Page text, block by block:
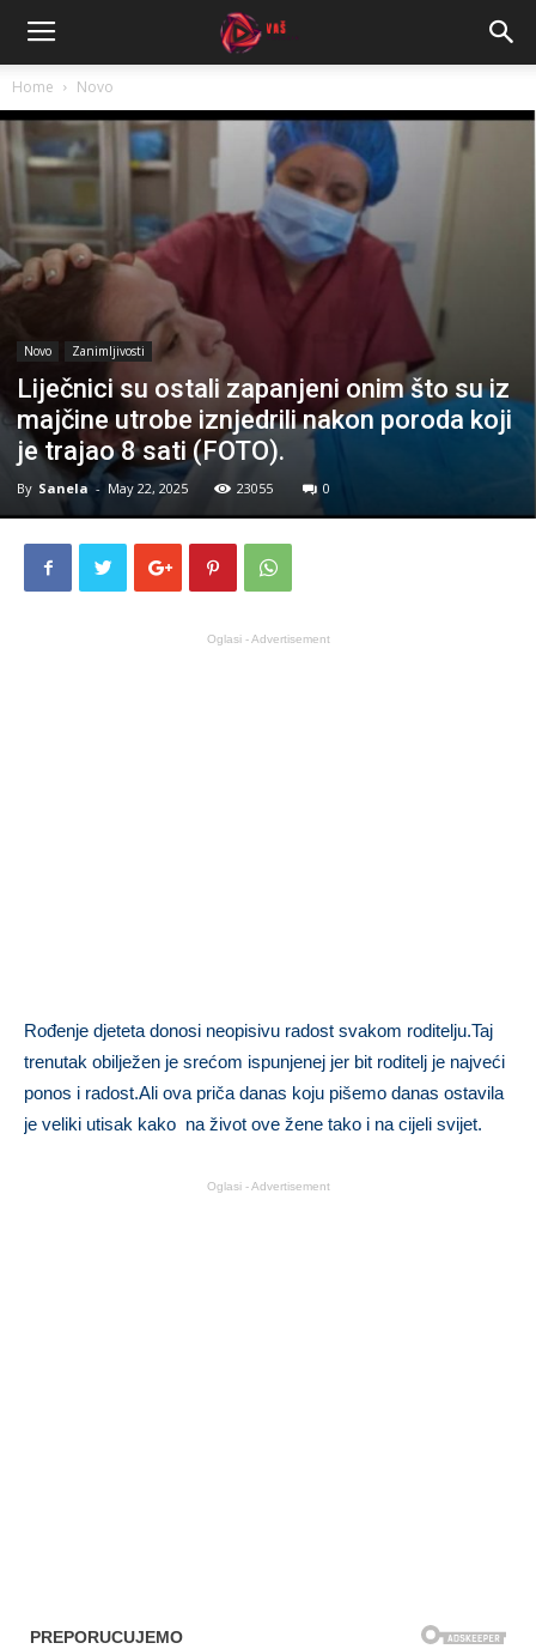
Home Novo
Novo Zanimljivosti
Liječnici su ostali zapanjeni onim što su iz
majčine utrobe iznjedrili nakon poroda koji
je trajao 8 sati (FOTO).
By Sanela - May 22, 2025 23055 0
Oglasi - Advertisement
Rođenje djeteta donosi neopisivu radost svakom roditelju.Taj
trenutak obilježen je srećom ispunjenej jer bit roditelj je najveći
ponos i radost.Ali ova priča danas koju pišemo danas ostavila
je veliki utisak kako na život ove žene tako i na cijeli svijet.
Oglasi - Advertisement